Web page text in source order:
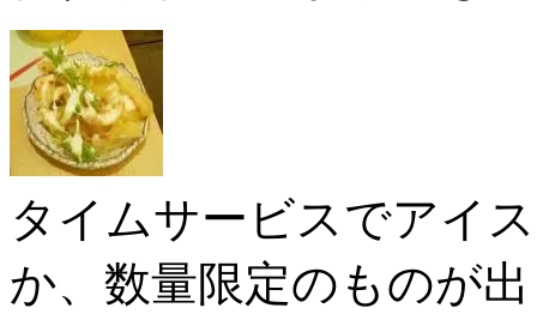
タイムサービスでアイ
か、数量限定のものが